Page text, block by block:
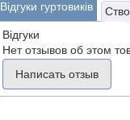
Відгуки гуртовиків
Відгуки
Нет отзывов об этом
Написать отзыв